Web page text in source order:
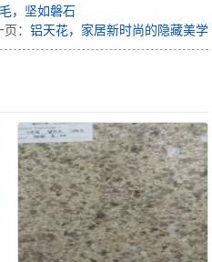
，坚如磐石
页： 铝天花，家居新时尚的隐藏美学